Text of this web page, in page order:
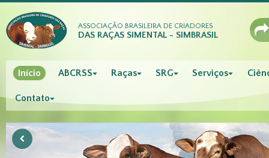
ASSOCIAÇÃO BRASILEIRA DE CRIADORES
DAS RAÇAS SIMENTAL - SIMBRASIL
Início ABCRSS Raças SRG Serviços
Contato